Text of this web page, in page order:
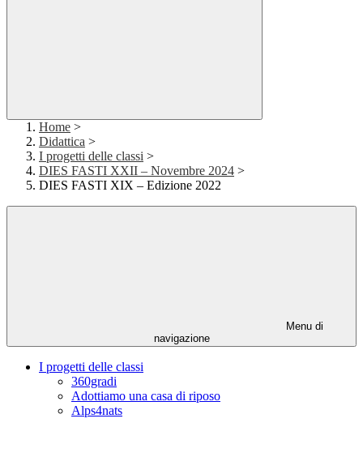
Home >
Didattica >
I progetti delle classi >
DIES FASTI XXII – Novembre 2024 >
DIES FASTI XIX – Edizione 2022
Menu di
navigazione
I progetti delle classi
360gradi
Adottiamo una casa di riposo
Alps4nats